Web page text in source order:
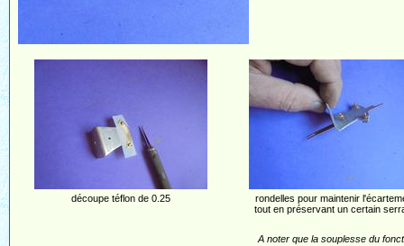
découpe téflon de 0.25
rondelles pour maintenir
tout en préservant un certain
A noter que la souplesse du